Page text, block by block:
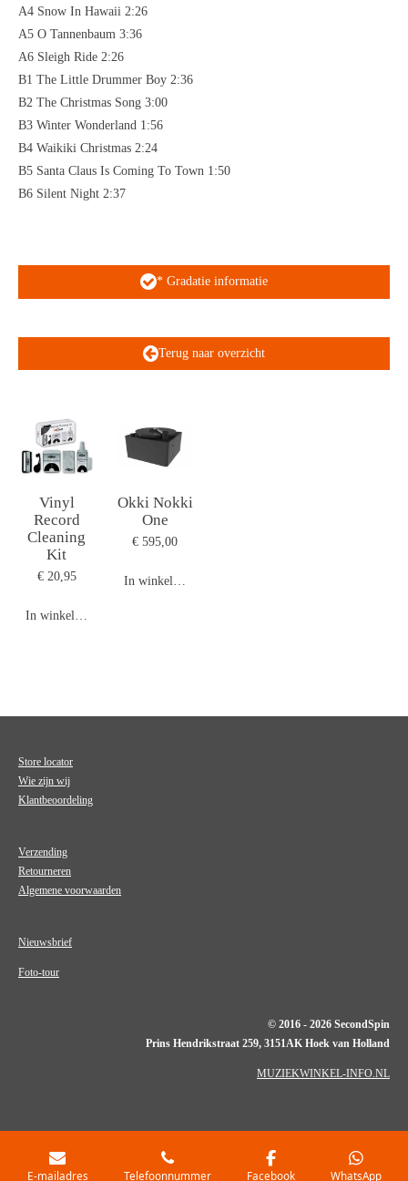
A4 Snow In Hawaii 2:26
A5 O Tannenbaum 3:36
A6 Sleigh Ride 2:26
B1 The Little Drummer Boy 2:36
B2 The Christmas Song 3:00
B3 Winter Wonderland 1:56
B4 Waikiki Christmas 2:24
B5 Santa Claus Is Coming To Town 1:50
B6 Silent Night 2:37
* Gradatie informatie
Terug naar overzicht
Vinyl
Record
Cleaning
Kit
€ 20,95
In winkelwagen
Okki Nokki
One
€ 595,00
In winkelwagen
Store locator
Wie zijn wij
Klantbeoordeling
Verzending
Retourneren
Algemene voorwaarden
Nieuwsbrief
Foto-tour
© 2016 - 2026 SecondSpin
Prins Hendrikstraat 259, 3151AK Hoek van Holland
MUZIEKWINKEL-INFO.NL
E-mailadres Telefoonnummer Facebook WhatsApp